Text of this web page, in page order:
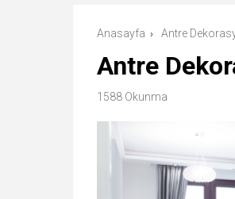
Anasayfa › Antre
Antre
1588 Okunma